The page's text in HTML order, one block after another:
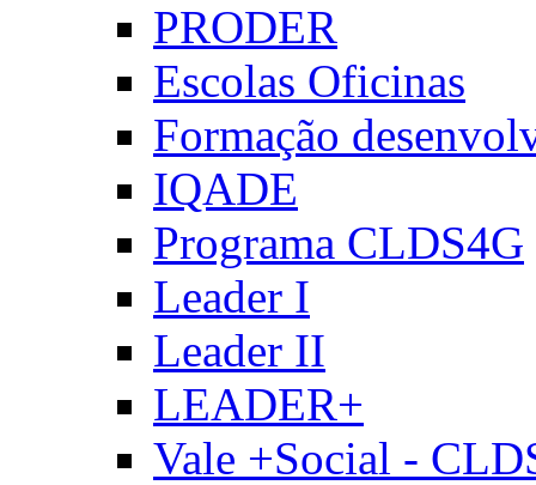
PRODER
Escolas Oficinas
Formação
IQADE
Programa CLDS4G
Leader I
Leader II
LEADER+
Vale +Social -